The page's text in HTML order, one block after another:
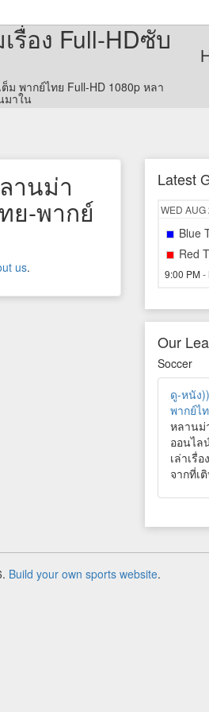
รื่อง Full-HDซับ
พากย์ไทย Full-HD 1080p หลา
มาใน
านม่า
ย-พากย์
us.
Latest
WED AUG
Blue
Red
9:00 PM-
Our
Soccer
ดู-หนัง
พากย์ไ
หลานม่
ออนไล
เล่าเรื่
จากที่เ
Build your own sports website.